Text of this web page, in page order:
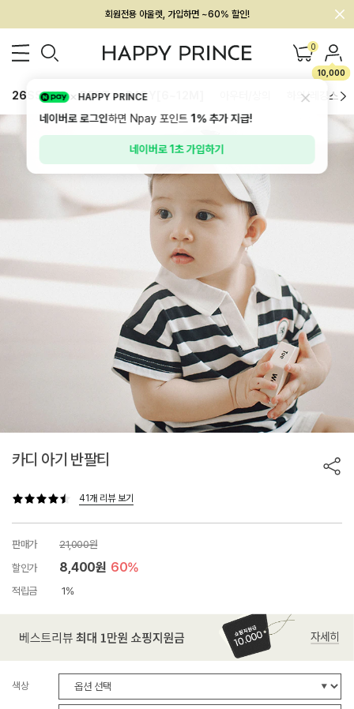
회원전용 아울렛, 가입하면 ~60% 할인!
멤버십 최대 28,000원 혜택 0
10,000
26SS 신상 BEST BABY[6~12M] 하의/레깅스
카디 아기 반팔티
41개 리뷰 보기
판매가
21,000원
할인가
8,400원 60%
적립금 1%
색상
HAPPY PRINCE
네이버로 로그인하면 Npay 포인트1%추가 지급!
네이버로 1초 가입하기